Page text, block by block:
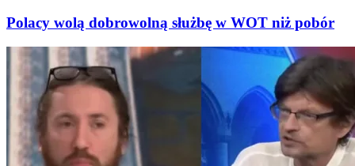
Polacy wolą dobrowolną służbę w WOT niż pobór